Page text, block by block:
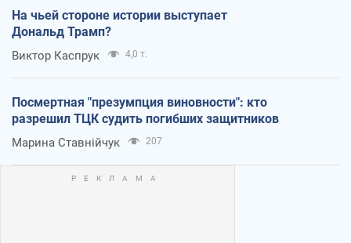
На чьей стороне истории выступает
Дональд Трамп?
Виктор Каспрук 4,0 т.
Посмертная "презумпция виновности": кто
разрешил ТЦК судить погибших защитников
Марина Ставнійчук 207